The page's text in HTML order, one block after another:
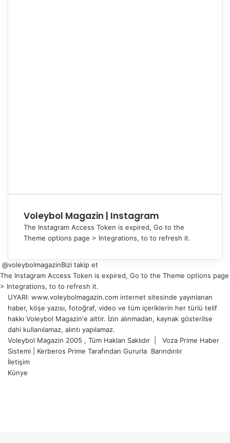
Voleybol Magazin | Instagram
The Instagram Access Token is expired, Go to the
Theme options page > Integrations, to to refresh it.
@voleybolmagazinBizi takip et
The Instagram Access Token is expired, Go to the Theme options page
> Integrations, to to refresh it.
UYARI: www.voleybolmagazin.com internet sitesinde yayınlanan
haber, köşe yazısı, fotoğraf, video ve tüm içeriklerin her türlü telif
hakkı Voleybol Magazin'e aittir. İzin alınmadan, kaynak gösterilse
dahi kullanılamaz, alıntı yapılamaz.
Voleybol Magazin 2005 , Tüm Hakları Saklıdır | Voza Prime Haber
Sistemi
Kerberos Prime Tarafından Gururla Barındırılır
İletişim
Künye